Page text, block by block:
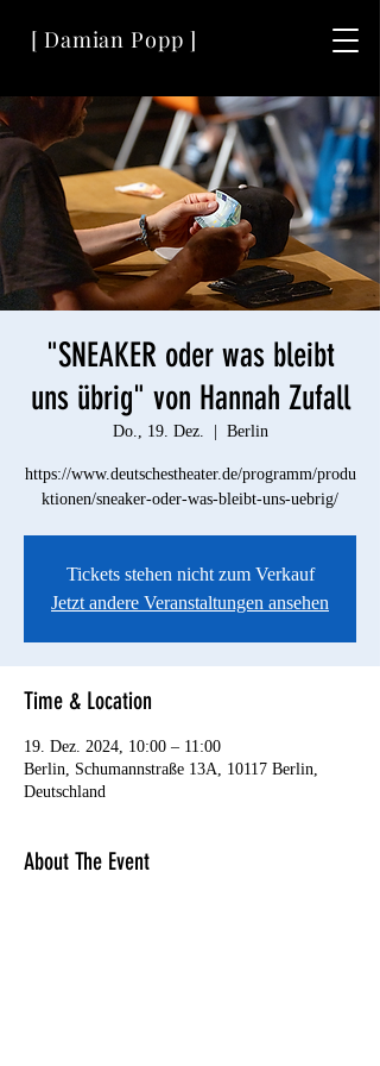
[ Damian Popp ]
"SNEAKER oder was bleibt
uns übrig" von Hannah Zufall
Do., 19. Dez. Berlin
https://www.deutschestheater.de/programm/produ
ktionen/sneaker-oder-was-bleibt-uns-uebrig/
Tickets stehen nicht zum Verkauf
Jetzt andere Veranstaltungen ansehen
Time & Location
19. Dez. 2024, 10:00 – 11:00
Berlin, Schumannstraße 13A, 10117 Berlin,
Deutschland
About The Event